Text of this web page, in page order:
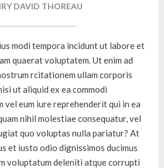
DAVID THOREAU
modi tempora incidunt ut labore et
quaerat voluptatem. Ut enim ad
rcitationem ullam corporis
ut aliquid ex ea commodi
vel eum iure reprehenderit qui in ea
nihil molestiae consequatur, vel
quo voluptas nulla pariatur? At
et iusto odio dignissimos ducimus
voluptatum deleniti atque corrupti